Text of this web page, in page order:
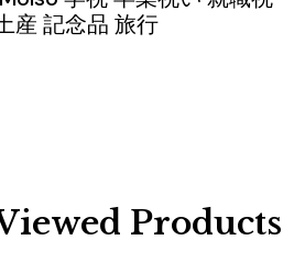
産 記念品 旅行
Products